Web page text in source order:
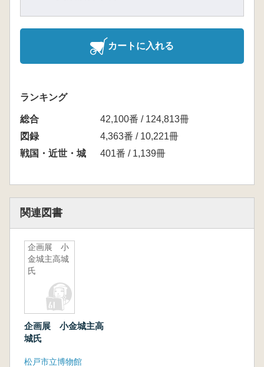
カートに入れる
ランキング
総合
42,100番 / 124,813冊
図録
4,363番 / 10,221冊
戦国・近世・城
401番 / 1,139冊
関連図書
企画展 小
金城主高城
氏
企画展 小金城主高
城氏
松戸市立博物館